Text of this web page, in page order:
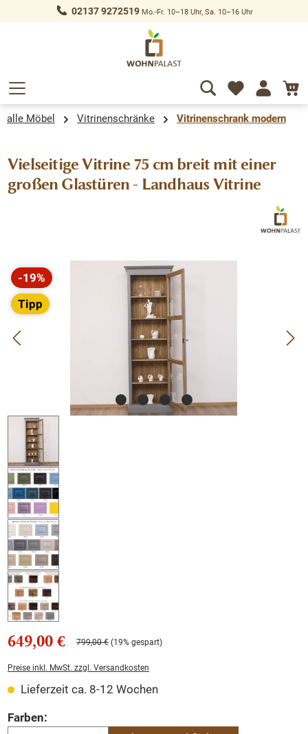
springen 02137 9272519Mo.-Fr. 10–18 Uhr, Sa. 10–16 Uhr
alle Möbel Vitrinenschränke Vitrinenschrank modern
Vielseitige Vitrine 75 cm breit mit einer
großen Glastüren - Landhaus Vitrine
Bildergalerie überspringen
-19%
Rabatt
Tipp
649,00 € 799,00 € (19% gespart)
Preise inkl. MwSt. zzgl. Versandkosten
Lieferzeit ca. 8-12 Wochen
Farben: